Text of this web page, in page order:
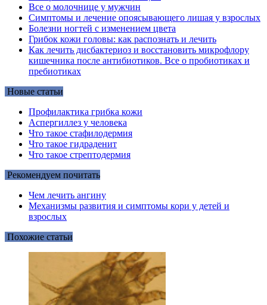
Все о молочнице у мужчин
Симптомы и лечение опоясывающего лишая у взрослых
Болезни ногтей с изменением цвета
Грибок кожи головы: как распознать и лечить
Как лечить дисбактериоз и восстановить микрофлору
кишечника после антибиотиков. Все о пробиотиках и
пребиотиках
Новые статьи
Профилактика грибка кожи
Аспергиллез у человека
Что такое стафилодермия
Что такое гидраденит
Что такое стрептодермия
Рекомендуем почитать
Чем лечить ангину
Механизмы развития и симптомы кори у детей и
взрослых
Похожие статьи